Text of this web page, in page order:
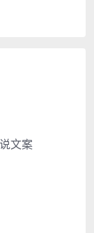
文案